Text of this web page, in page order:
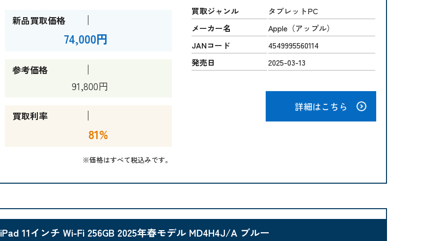
新品買取価格
74,000円
参考価格
91,800円
買取利率
81%
※価格はすべて税込みです。
買取ジャンル
タブレットPC
メーカー名
Apple（アップル）
JANコード
4549995560114
発売日
2025-03-13
詳細はこちら
iPad 11インチ Wi-Fi 256GB 2025年春モデル MD4H4J/A ブルー